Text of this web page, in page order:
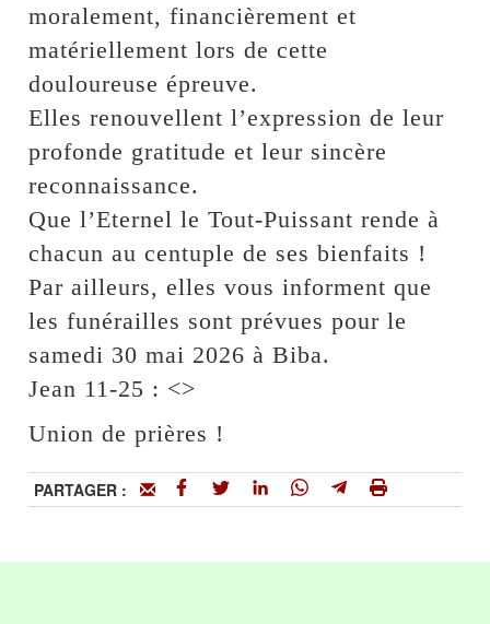
moralement, financièrement et
matériellement lors de cette
douloureuse épreuve.
Elles renouvellent l’expression de leur
profonde gratitude et leur sincère
reconnaissance.
Que l’Eternel le Tout-Puissant rende à
chacun au centuple de ses bienfaits !
Par ailleurs, elles vous informent que
les funérailles sont prévues pour le
samedi 30 mai 2026 à Biba.
Jean 11-25 : <>
Union de prières !
PARTAGER :